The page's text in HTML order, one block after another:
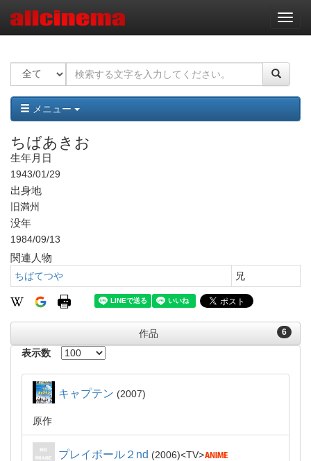
ナ
ビ
ー
ョ
ン
メニュー
ちばあきお
生年月日
1943/01/29
出身地
旧満州
没年
1984/09/13
関連人物
ちばてつや 兄
6
作品
表示数
キャプテン 2007
原作
プレイボール２nd 2006 TV